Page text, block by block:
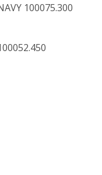
100075.300